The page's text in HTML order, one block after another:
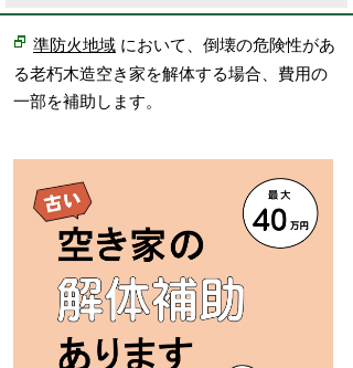
準防火地域 において、倒壊の危険性があ
る老朽木造空き家を解体する場合、費用の
一部を補助します。